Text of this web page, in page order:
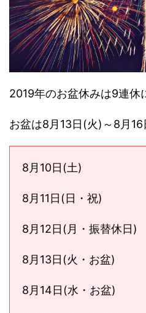
2019年のお盆休みは9連休
お盆は8月13日(火)～8月16
8月10日(土)
8月11日(日・祝)
8月12日(月・振替休日)
8月13日(火・お盆)
8月14日(水・お盆)